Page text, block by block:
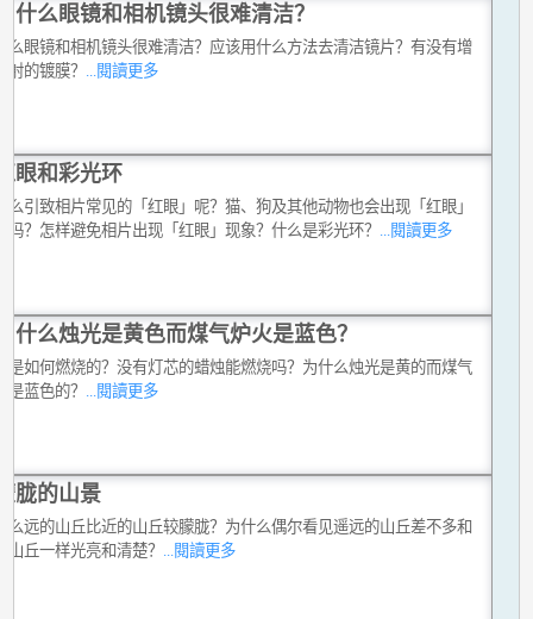
什么眼镜和相机镜头很难清洁？
么眼镜和相机镜头很难清洁？应该用什么方法去清洁镜片？有没有增
射的镀膜？
...閱讀更多
眼和彩光环
么引致相片常见的「红眼」呢？猫、狗及其他动物也会出现「红眼」
吗？怎样避免相片出现「红眼」现象？什么是彩光环？ ...閱讀更多
什么烛光是黄色而煤气炉火是蓝色？
是如何燃烧的？没有灯芯的蜡烛能燃烧吗？为什么烛光是黄的而煤气
是蓝色的？
...閱讀更多
胧的山景
么远的山丘比近的山丘较朦胧？为什么偶尔看见遥远的山丘差不多和
山丘一样光亮和清楚？ ...閱讀更多